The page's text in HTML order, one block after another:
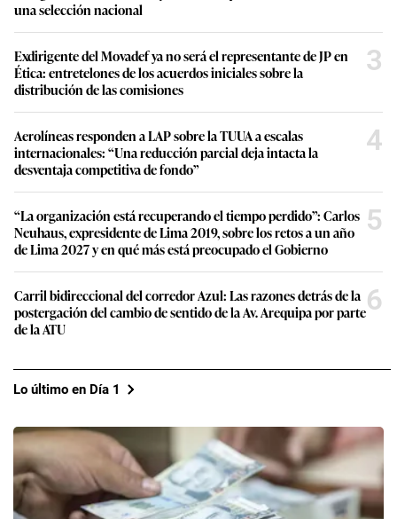
una selección nacional
Exdirigente del Movadef ya no será el representante de JP en
Ética: entretelones de los acuerdos iniciales sobre la
distribución de las comisiones
3
Aerolíneas responden a LAP sobre la TUUA a escalas
internacionales: “Una reducción parcial deja intacta la
desventaja competitiva de fondo”
4
“La organización está recuperando el tiempo perdido”: Carlos
Neuhaus, expresidente de Lima 2019, sobre los retos a un año
de Lima 2027 y en qué más está preocupado el Gobierno
5
Carril bidireccional del corredor Azul: Las razones detrás de la
postergación del cambio de sentido de la Av. Arequipa por parte
de la ATU
6
Lo último en Día 1